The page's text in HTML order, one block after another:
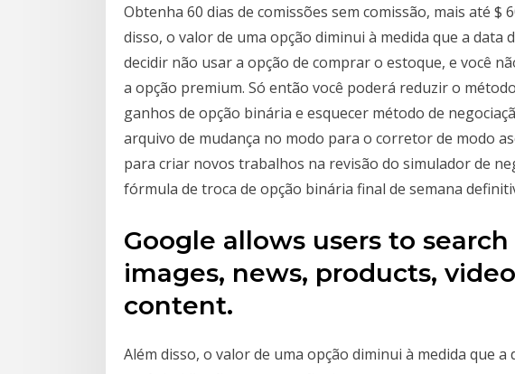
Obtenha 60 dias de comissões sem comissão, mais até $
disso, o valor de uma opção diminui à medida que a data
decidir não usar a opção de comprar o estoque, e você
a opção premium. Só então você poderá reduzir o
ganhos de opção binária e esquecer método de
arquivo de mudança no modo para o corretor de modo
para criar novos trabalhos na revisão do simulador de
fórmula de troca de opção binária final de semana
Google allows users to
images, news, products,
content.
Além disso, o valor de uma opção diminui à medida que a